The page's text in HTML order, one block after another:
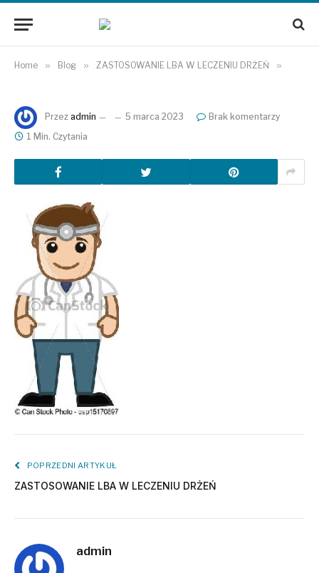
Home » Blog » ZASTOSOWANIE LBA W LECZENIU DRŻEŃ »
Przez admin 5 marca 2023
Brak komentarzy
1 Min. Czytania
POPRZEDNI ARTYKUŁ
ZASTOSOWANIE LBA W LECZENIU DRŻEŃ
admin